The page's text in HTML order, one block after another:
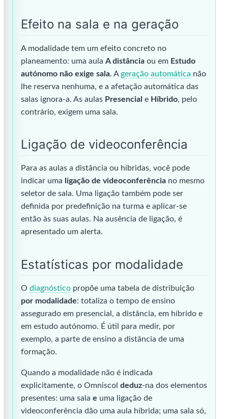
Efeito na sala e na geração
A modalidade tem um efeito concreto no
planeamento: uma aula A distância ou em Estudo
autónomo não exige sala. A geração automática não
lhe reserva nenhuma, e a afetação automática das
salas ignora-a. As aulas Presencial e Híbrido, pelo
contrário, exigem uma sala.
Ligação de videoconferência
Para as aulas a distância ou híbridas, você pode
indicar uma
ligação de videoconferência no mesmo
seletor de sala. Uma ligação também pode ser
definida por predefinição na turma e aplicar-se
então às suas aulas. Na ausência de ligação, é
apresentado um alerta.
Estatísticas por modalidade
O diagnóstico propõe uma tabela de distribuição
por modalidade: totaliza o tempo de ensino
assegurado em presencial, a distância, em híbrido e
em estudo autónomo. É útil para medir, por
exemplo, a parte de ensino a distância de uma
formação.
Quando a modalidade não é indicada
explicitamente, o Omniscol deduz-na dos elementos
presentes: uma sala e uma ligação de
videoconferência dão uma aula híbrida; uma sala só,